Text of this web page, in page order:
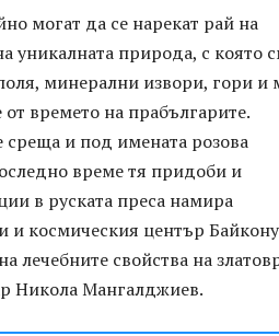
могат да се нарекат рай на
уникалната природа, с която
минерални извори, гори и
времето на прабългарите.
среща и под имената розова
време тя придоби и
в руската преса намира
и космическия център
лечебните свойства на
Никола Мангалджиев.